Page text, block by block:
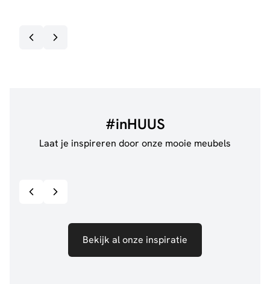
#inHUUS
Laat je inspireren door onze mooie meubels
Bekijk al onze inspiratie